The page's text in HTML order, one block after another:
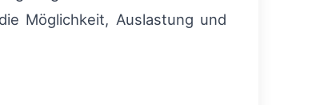
Möglichkeit, Auslastung und